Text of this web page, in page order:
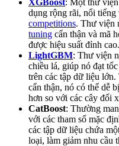
dụng rộng rãi, nổi tiếng
competitions. Thư viện
tuning cẩn thận và mã
được hiệu suất đỉnh cao.
LightGBM: Thư viện
chiều lá, giúp nó đạt
trên các tập dữ liệu
cẩn thận, nó có thể dễ bị
hơn so với các cây đối
CatBoost: Thường
với các tham số mặc
các tập dữ liệu chứa
loại, làm giảm nhu cầu